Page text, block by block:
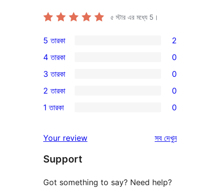
৫ স্টার এর মধ্যে 5 ।
2টি
5-
স্টার
রিভিউ
5 তারকা 2
4-
স্টার
রিভিউ
4 তারকা 0
0টি
3-
স্টার
3 তারকা 0
2-
রিভিউ
2 তারকা 0
স্টার
রিভিউ
1 তারকা 0
Your review সবরিভিউ
দেখুন
Support
Got something to say? Need help?